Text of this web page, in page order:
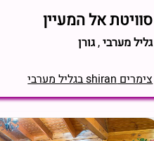
סוויטת אל המעיין
גליל מערבי,גורן
צימרים shiran בגליל מערבי